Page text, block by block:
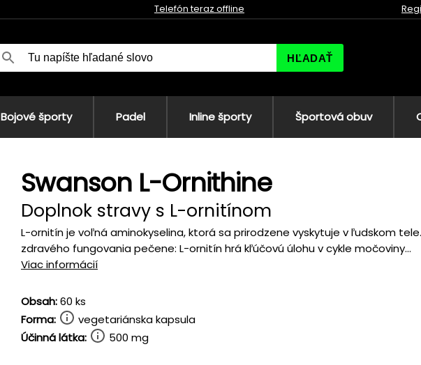
Telefón teraz offline
HĽADAŤ
Bojové športy Padel Inline športy Športová obuv
Swanson L-Ornithine
Doplnok stravy s L-ornitínom
L-ornitín je voľná aminokyselina, ktorá sa prirodzene vyskytuje v ľudskom
zdravého fungovania pečene: L-ornitín hrá kľúčovú úlohu v cykle močoviny...
Viac informácií
Obsah:60 ks
Forma:
vegetariánska kapsula
Účinná látka:
500 mg